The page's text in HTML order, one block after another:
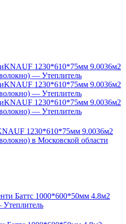
1230*610*75мм 9.0036м2
в Московской области